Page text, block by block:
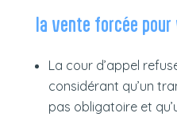
la vente forcée
La cour d’appel
considérant qu’un
pas obligatoire et